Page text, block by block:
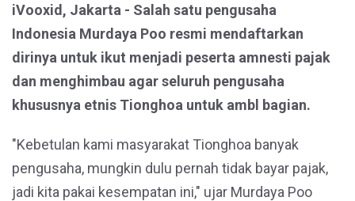
iVooxid, Jakarta - Salah satu pengusaha
Indonesia Murdaya Poo resmi mendaftarkan
dirinya untuk ikut menjadi peserta amnesti pajak
dan menghimbau agar seluruh pengusaha
khususnya etnis Tionghoa untuk ambl bagian.
"Kebetulan kami masyarakat Tionghoa banyak
pengusaha, mungkin dulu pernah tidak bayar pajak,
jadi kita pakai kesempatan ini," ujar Murdaya Poo